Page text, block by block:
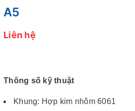
A5
Liên hệ
Thông số kỹ thuật
Khung: Hợp kim nhôm 6061